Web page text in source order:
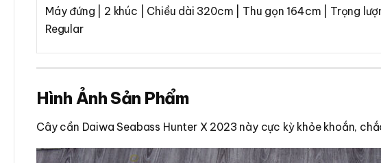
Máy đứng | 2 khúc | Chiều dài 320cm | Thu gọn 164cm | Trọng
Regular
Hình Ảnh Sản Phẩm
Cây cần Daiwa Seabass Hunter X 2023 này cực kỳ khỏe khoắn,